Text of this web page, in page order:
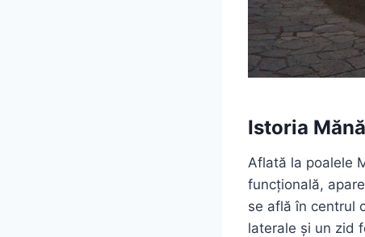
Istoria
Aflată la poalele
funcțională,
se află în centrul
laterale și un zid